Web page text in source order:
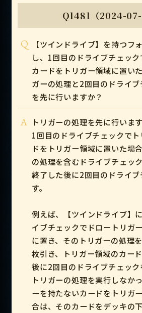
Q1481（2024-07-
Q
【ツインドライブ】を持つフ
し、1回目のドライブチェッ
カードをトリガー領域に置い
ガーの処理と2回目のドライ
を先に行いますか？
A トリガーの処理を先に行います
1回目のドライブチェックで
ドをトリガー領域に置いた場
の処理を含むドライブチェッ
終了した後に2回目のドライ
す。
例えば、【ツインドライブ】
イブチェックでドロートリガ
に置き、そのトリガーの処理
枚引き、トリガー領域のカー
後に2回目のドライブチェック
トリガーの処理を実行しなか
ーを持たないカードをトリガ
合は、そのカードをデッキの